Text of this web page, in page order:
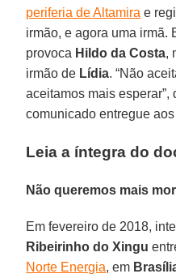
periferia de Altamira e
irmão, e agora uma irmã.
provoca Hildo da Costa,
irmão de Lídia. “Não
aceitamos mais
comunicado entregue
Leia a íntegra do
Não queremos mais
Em fevereiro de 2018,
Ribeirinho do Xingu
Norte Energia, em